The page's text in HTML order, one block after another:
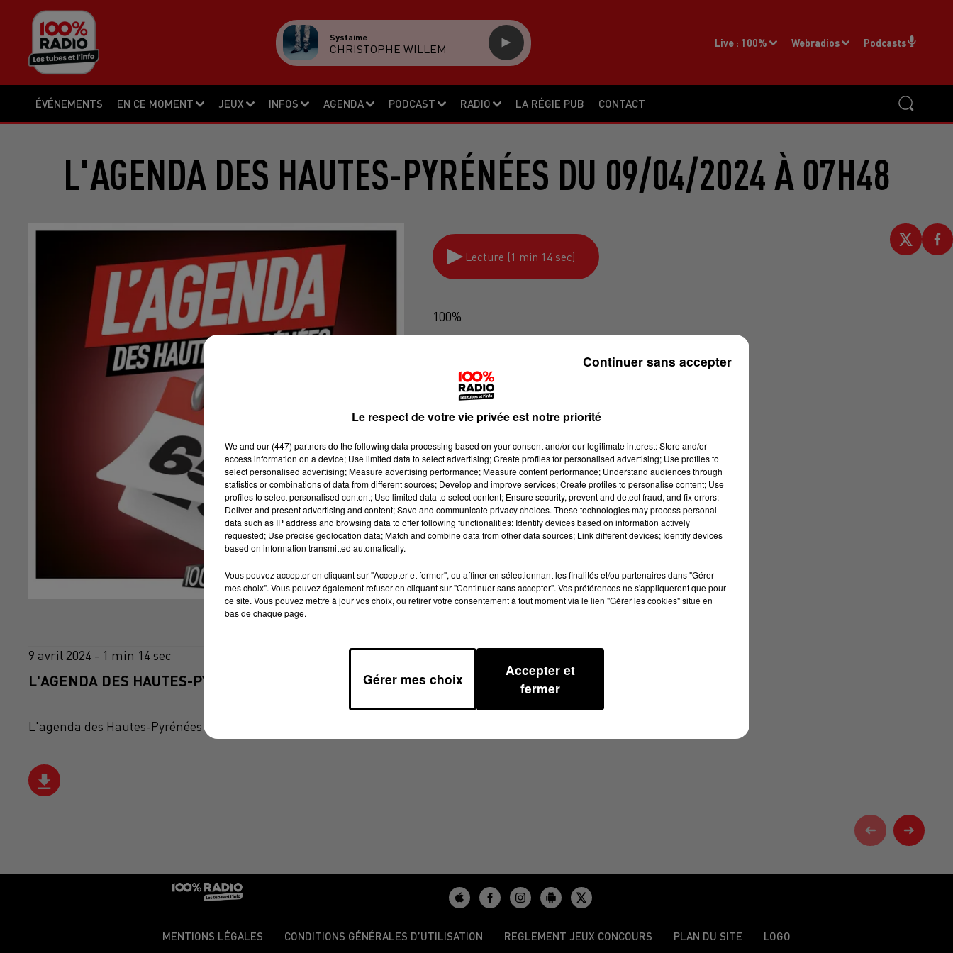
ÉVÉNEMENTS EN CE MOMENT JEUX INFOS AGENDA PODCAST RADIO LA RÉGIE PUB CONTACT
Live : 100% Webradios Podcasts
Systaime
CHRISTOPHE WILLEM
L'AGENDA DES HAUTES-PYRÉNÉES DU 09/04/2024 À 07H48
Lecture (1 min 14 sec)
100%
9 avril 2024 - 1 min 14 sec
L'AGENDA DES HAUTES-PYRÉNÉES DU 09/04/2024 À 07H48
L'agenda des Hautes-Pyrénées
MENTIONS LÉGALES CONDITIONS GÉNÉRALES D’UTILISATION REGLEMENT JEUX CONCOURS PLAN DU SITE LOGO
Le respect de votre vie privée est notre priorité
We and our (447) partnersdo the following data processing based on your consent and/or our legitimate interest: Store and/or
access information on a device; Use limited data to select advertising; Create profiles for personalised advertising; Use profiles to
select personalised advertising; Measure advertising performance; Measure content performance; Understand audiences through
statistics or combinations of data from different sources; Develop and improve services; Create profiles to personalise content; Use
profiles to select personalised content; Use limited data to select content; Ensure security, prevent and detect fraud, and fix errors;
Deliver and present advertising and content; Save and communicate privacy choices. These technologies may process personal
data such as IP address and browsing data to offer following functionalities: Identify devices based on information actively
requested; Use precise geolocation data; Match and combine data from other data sources; Link different devices; Identify devices
based on information transmitted automatically.
Vous pouvez accepter en cliquant sur "Accepter et fermer", ou affiner en sélectionnant les finalités et/ou partenaires dans "Gérer
mes choix". Vous pouvez également refuser en cliquant sur "Continuer sans accepter". Vos préférences ne s'appliqueront que pour
ce site. Vous pouvez mettre à jour vos choix, ou retirer votre consentement à tout moment via le lien "Gérer les cookies" situé en
bas de chaque page.
Gérer mes choix
Accepter et
fermer
Continuer sans accepter